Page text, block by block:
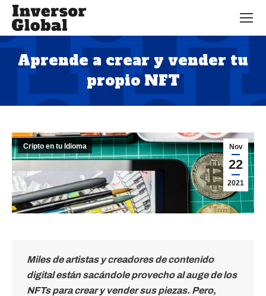
Aprende a crear y vender tu
propio NFT
Estás aquí:
Nov
22
2021
Cripto en tu Idioma
Miles de artistas y creadores de contenido
digital están sacándole provecho al auge de los
NFTs para crear y vender sus piezas. Pero,